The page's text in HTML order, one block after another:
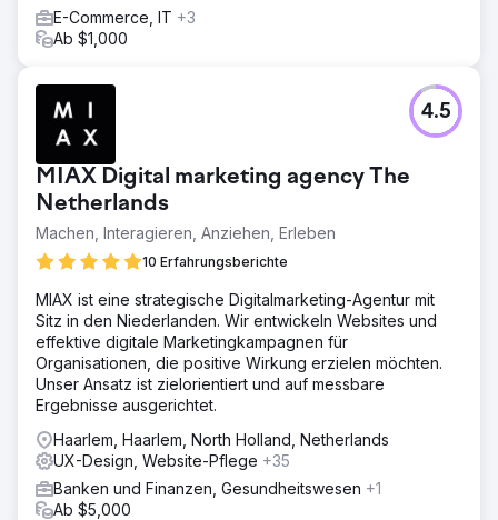
E-Commerce, IT +3
Ab $1,000
MIAX Digital marketing agency The
Netherlands
Machen, Interagieren, Anziehen, Erleben
10 Erfahrungsberichte
4.5
MIAX ist eine strategische Digitalmarketing-Agentur mit
Sitz in den Niederlanden. Wir entwickeln Websites und
effektive digitale Marketingkampagnen für
Organisationen, die positive Wirkung erzielen möchten.
Unser Ansatz ist zielorientiert und auf messbare
Ergebnisse ausgerichtet.
Haarlem, Haarlem, North Holland, Netherlands
UX-Design, Website-Pflege +35
Banken und Finanzen, Gesundheitswesen +1
Ab $5,000